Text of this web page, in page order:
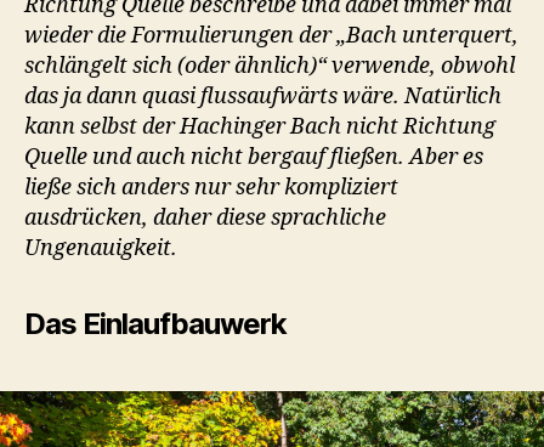
Richtung Quelle beschreibe und dabei immer mal
wieder die Formulierungen der „Bach unterquert,
schlängelt sich (oder ähnlich)“ verwende, obwohl
das ja dann quasi flussaufwärts wäre. Natürlich
kann selbst der Hachinger Bach nicht Richtung
Quelle und auch nicht bergauf fließen. Aber es
ließe sich anders nur sehr kompliziert
ausdrücken, daher diese sprachliche
Ungenauigkeit.
Das Einlaufbauwerk